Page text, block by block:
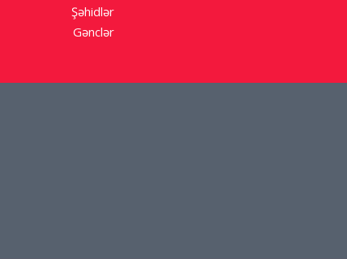
Şəhidlər
Gənclər